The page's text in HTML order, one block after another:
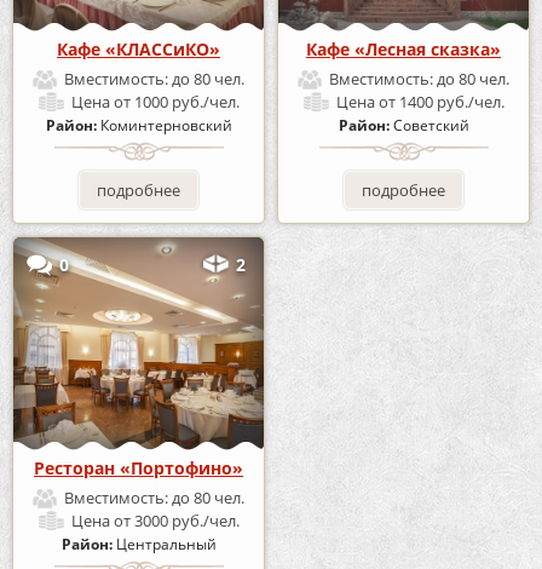
Кафе «КЛАССиКО»
Вместимость:до 80 чел.
Ценаот 1000 руб./чел.
Район: Коминтерновский
подробнее
Кафе «Лесная сказка»
Вместимость:до 80 чел.
Ценаот 1400 руб./чел.
Район:Советский
подробнее
0 2
Ресторан «Портофино»
Вместимость:до 80 чел.
Ценаот 3000 руб./чел.
Район: Центральный